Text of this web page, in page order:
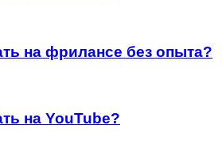
на фрилансе без опыта?
на YouTube?